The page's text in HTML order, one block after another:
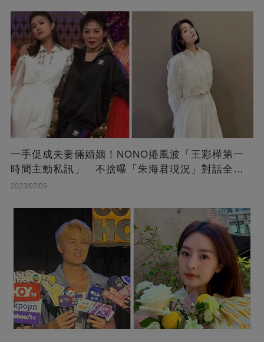
一手促成夫妻倆婚姻！NONO捲風波「王彩樺第一
時間主動私訊」 不捨曝「朱海君現況」對話全公
開
2023/07/05